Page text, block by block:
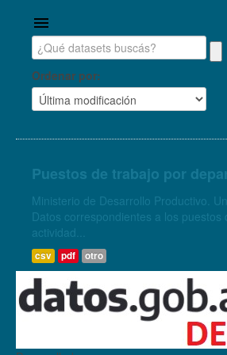
Ordenar por
Puestos de trabajo por
Ministerio de Desarrollo Productivo.
Datos correspondientes a los
actividad...
csv pdf otro